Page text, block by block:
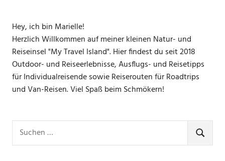
Hey, ich bin Marielle!
Herzlich Willkommen auf meiner kleinen Natur- und
Reiseinsel "My Travel Island". Hier findest du seit 2018
Outdoor- und Reiseerlebnisse, Ausflugs- und Reisetipps
für Individualreisende sowie Reiserouten für Roadtrips
und Van-Reisen. Viel Spaß beim Schmökern!
nach:
SUCHEN